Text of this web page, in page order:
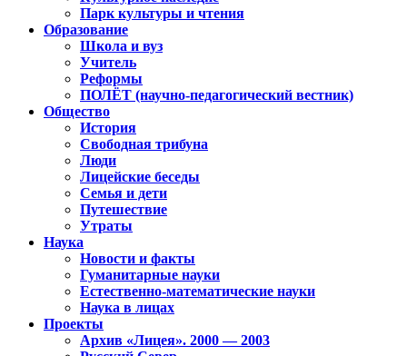
Парк культуры и чтения
Образование
Школа и вуз
Учитель
Реформы
ПОЛЁТ (научно-педагогический вестник)
Общество
История
Свободная трибуна
Люди
Лицейские беседы
Семья и дети
Путешествие
Утраты
Наука
Новости и факты
Гуманитарные науки
Естественно-математические науки
Наука в лицах
Проекты
Архив «Лицея». 2000 — 2003